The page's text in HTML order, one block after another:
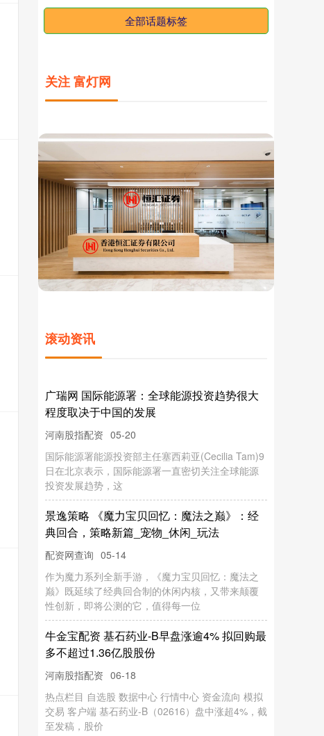
全部话题标签
关注 富灯网
滚动资讯
贝股通 宝胜国际早盘涨近8% 第一季度纯利同
比增长32.5%至1.83亿元
富灯网 06-18
热点栏目 自选股 数据中心 行情中心 资金流向 模拟
交易 客户端 宝胜国际（03813）早盘涨近8%，截至
发稿，股价上涨